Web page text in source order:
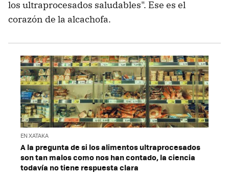
los ultraprocesados saludables". Ese es el
corazón de la alcachofa.
EN XATAKA
A la pregunta de si los alimentos ultraprocesados
son tan malos como nos han contado, la ciencia
todavía no tiene respuesta clara